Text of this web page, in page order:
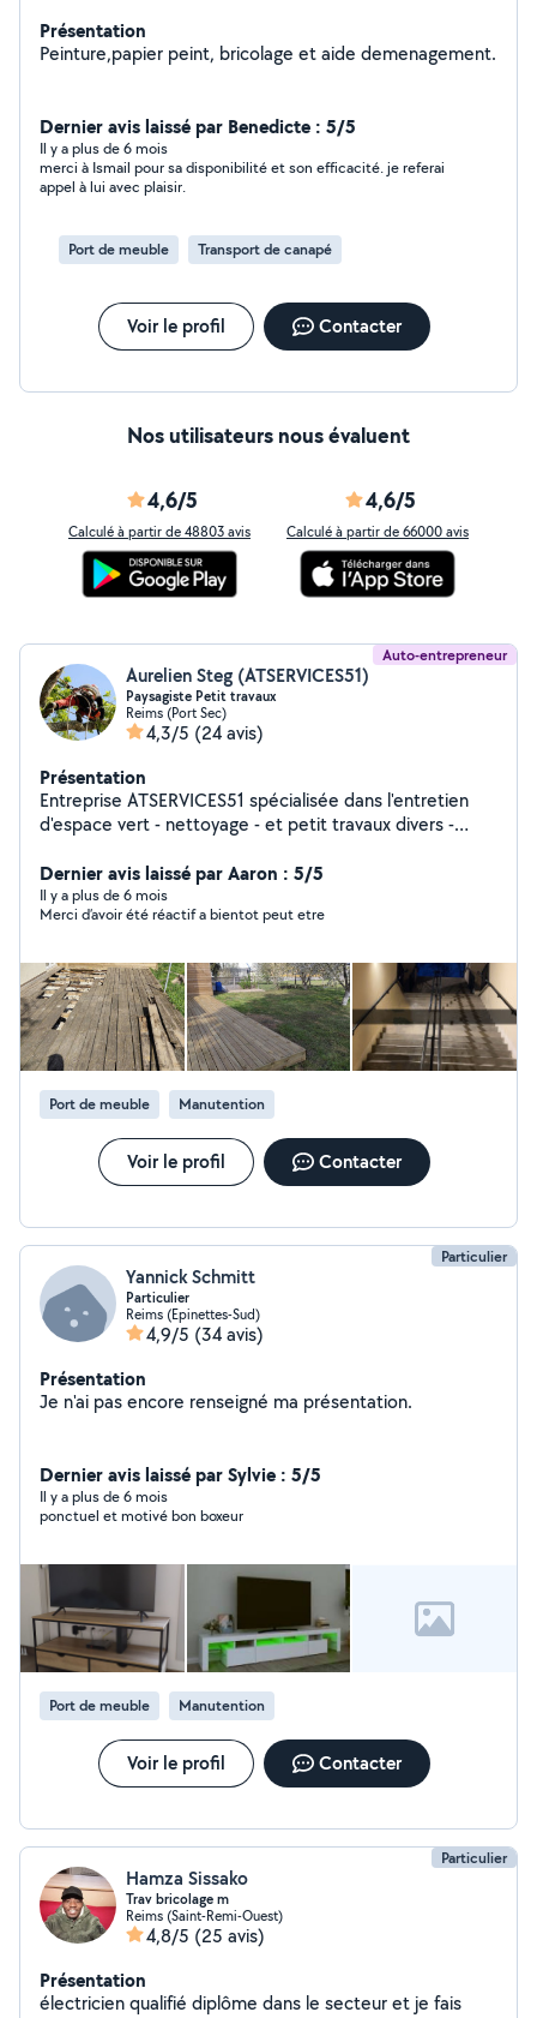
Présentation
Peinture,papier peint, bricolage et aide demenagement.
Dernier avis laissé par Benedicte : 5/5
Il y a plus de 6 mois
merci à Ismail pour sa disponibilité et son efficacité. je referai
appel à lui avec plaisir.
Port de meuble Transport de canapé
Voir le profil Contacter
Nos utilisateurs nous évaluent
4,6/5
Calculé à partir de 48803 avis
4,6/5
Calculé à partir de 66000 avis
Auto-entrepreneur
Aurelien Steg (ATSERVICES51)
Paysagiste Petit travaux
Reims (Port Sec)
4,3/5 (24 avis)
Présentation
Entreprise ATSERVICES51 spécialisée dans l'entretien
d'espace vert - nettoyage - et petit travaux divers -
Dernier avis laissé par Aaron : 5/5
Il y a plus de 6 mois
Merci d’avoir été réactif a bientot peut etre
Port de meuble Manutention
Voir le profil Contacter
Particulier
Yannick Schmitt
Particulier
Reims (Epinettes-Sud)
4,9/5 (34 avis)
Présentation
Je n'ai pas encore renseigné ma présentation.
Dernier avis laissé par Sylvie : 5/5
Il y a plus de 6 mois
ponctuel et motivé bon boxeur
Port de meuble Manutention
Voir le profil Contacter
Particulier
Hamza Sissako
Trav bricolage m
Reims (Saint-Remi-Ouest)
4,8/5 (25 avis)
Présentation
électricien qualifié diplôme dans le secteur et je fais